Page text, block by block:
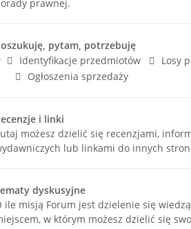
prawnej.
pytam, potrzebuję
Identyfikacje przedmiotów
Losy
Ogłoszenia sprzedaży
i linki
możesz dzielić się recenzjami,
lub linkami do innych
dyskusyjne
ile misją Forum jest dzielenie się
w którym możesz dzielić się